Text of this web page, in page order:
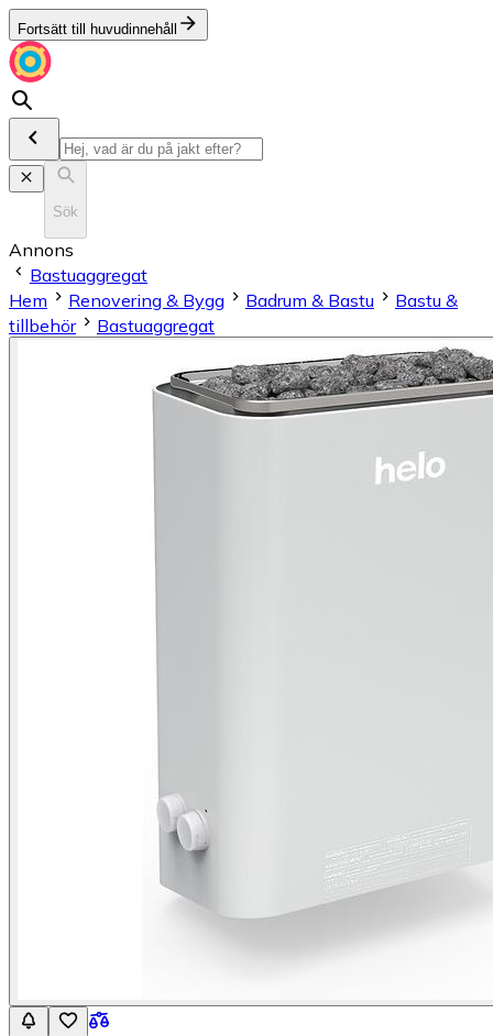
Fortsätt till huvudinnehåll
Sök
Annons
Bastuaggregat
Hem
Renovering & Bygg Badrum & Bastu
Bastu &
tillbehör
Bastuaggregat